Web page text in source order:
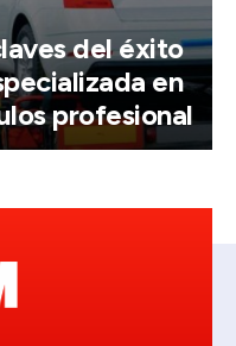
del éxito
en
profesional